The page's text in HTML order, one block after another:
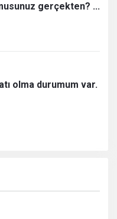
gerçekten? ...
olma durumum var.